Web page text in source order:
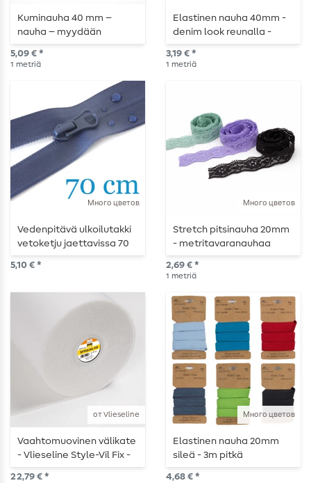
Kuminauha 40 mm –
nauha – myydään
metritavarana
5,09 € *
1 metriä
Elastinen nauha 40mm -
denim look reunalla -
metritavarana.
3,19 € *
1 metriä
Много цветов
Vedenpitävä ulkoilutakki
vetoketju jaettavissa 70
cm
5,10 € *
Много цветов
Stretch pitsinauha 20mm
- metritavaranauhaa
2,69 € *
1 metriä
от Vlieseline
Vaahtomuovinen välikate
- Vlieseline Style-Vil Fix -
silitysrauta valkoinen
22,79 € *
Много цветов
Elastinen nauha 20mm
sileä - 3m pitkä
4,68 € *